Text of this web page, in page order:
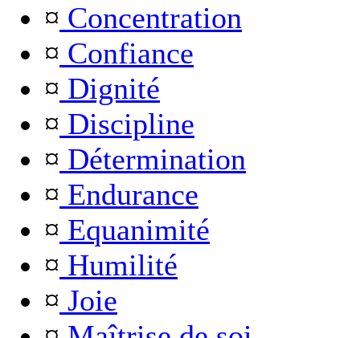
¤ Concentration
¤ Confiance
¤ Dignité
¤ Discipline
¤ Détermination
¤ Endurance
¤ Equanimité
¤ Humilité
¤ Joie